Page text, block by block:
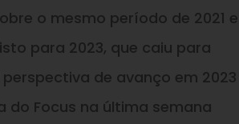
o mesmo período de 2021 e
para 2023, que caiu para
de avanço em 2023
do Focus na última semana